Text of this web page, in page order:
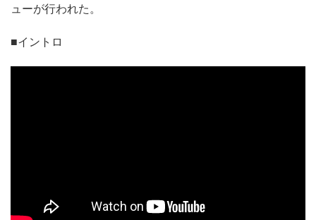
ューが行われた。
■イントロ